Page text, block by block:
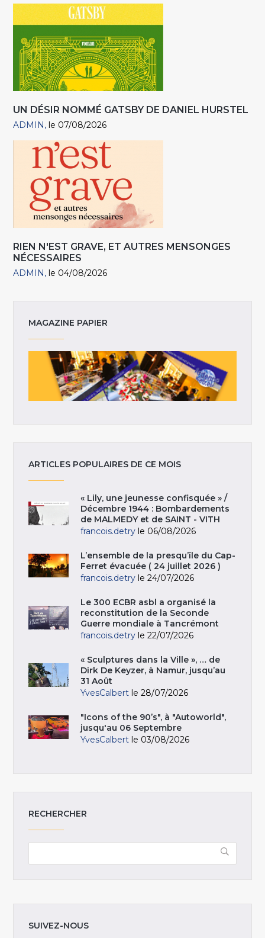
UN DÉSIR NOMMÉ GATSBY DE DANIEL HURSTEL
ADMIN le 07/08/2026
RIEN N'EST GRAVE, ET AUTRES MENSONGES
NÉCESSAIRES
ADMIN le 04/08/2026
MAGAZINE PAPIER
ARTICLES POPULAIRES DE CE MOIS
« Lily, une jeunesse confisquée » /
Décembre 1944 : Bombardements
de MALMEDY et de SAINT - VITH
francois.detry le 06/08/2026
L’ensemble de la presqu’île du Cap-
Ferret évacuée ( 24 juillet 2026 )
francois.detry le 24/07/2026
Le 300 ECBR asbl a organisé la
reconstitution de la Seconde
Guerre mondiale à Tancrémont
francois.detry le 22/07/2026
« Sculptures dans la Ville », … de
Dirk De Keyzer, à Namur, jusqu’au
31 Août
YvesCalbert le 28/07/2026
"Icons of the 90’s", à "Autoworld",
jusqu'au 06 Septembre
YvesCalbert le 03/08/2026
RECHERCHER
SUIVEZ-NOUS